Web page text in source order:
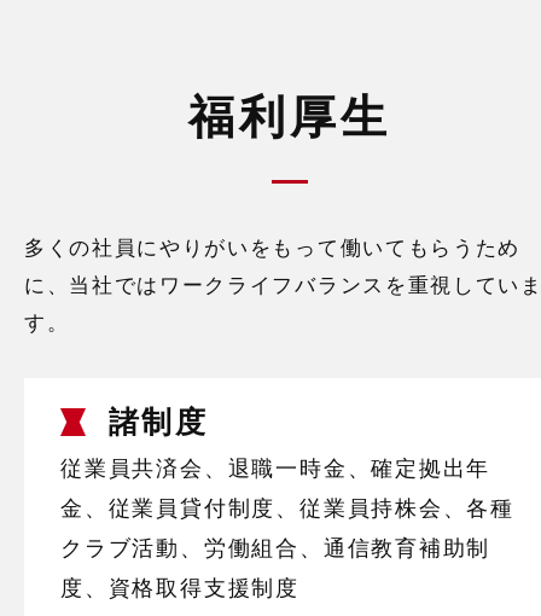
福利厚生
多くの社員にやりがいをもって働いてもらうため
に、当社ではワークライフバランスを重視してい
す。
諸制度
従業員共済会、退職一時金、確定拠出年
金、従業員貸付制度、従業員持株会、各種
クラブ活動、労働組合、通信教育補助制
度、資格取得支援制度